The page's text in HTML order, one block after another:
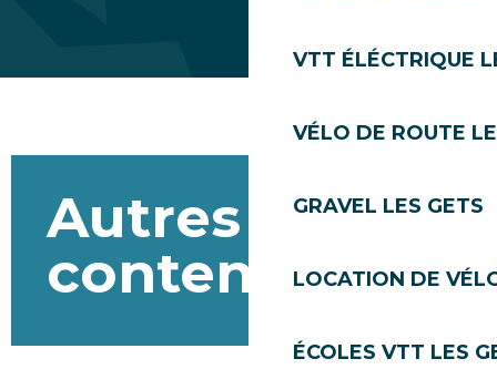
VTT ÉLÉCTRIQUE
VÉLO DE ROUTE
GRAVEL LES GETS
LOCATION DE
ÉCOLES VTT LES
Autres
contenus ski